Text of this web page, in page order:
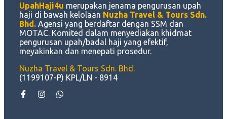
UpahHaji4u merupakan jenama pengurusan upah
haji di bawah kelolaan Nuzha Travel & Tours Sdn.
Bhd. Agensi yang berdaftar dengan SSM dan
MOTAC. Komited dalam menyediakan khidmat
pengurusan upah/badal haji yang efektif,
meyakinkan dan menepati prosedur.
Nuzha Travel & Tours Sdn. Bhd.
(1199107-P) KPL/LN - 8914